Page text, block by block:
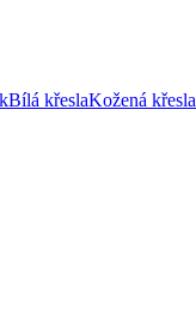
Bílá křeslaKožená křesla